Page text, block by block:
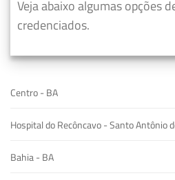
Veja abaixo algumas opções
credenciados.
Centro - BA
Hospital do Recôncavo - Santo Antônio
Bahia - BA